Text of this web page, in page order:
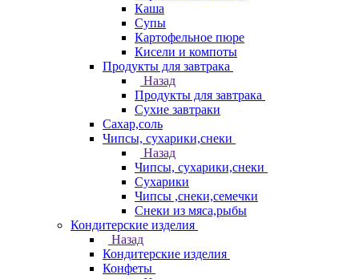
Каша
Супы
Картофельное пюре
Кисели и компоты
Продукты для завтрака
Назад
Продукты для завтрака
Сухие завтраки
Сахар,соль
Чипсы, сухарики,снеки
Назад
Чипсы, сухарики,снеки
Сухарики
Чипсы ,снеки,семечки
Снеки из мяса,рыбы
Кондитерские изделия
Назад
Кондитерские изделия
Конфеты